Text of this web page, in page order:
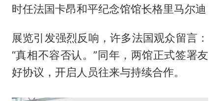
时任法国卡昂和平纪念馆馆长格里马尔迪
展览引发强烈反响，许多法国观众留言：
“真相不容否认。”同年，两馆正式签署友
好协议，开启人员往来与持续合作。